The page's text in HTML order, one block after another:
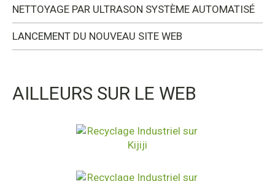
NETTOYAGE PAR ULTRASON SYSTÈME AUTOMATISÉ
LANCEMENT DU NOUVEAU SITE WEB
AILLEURS SUR LE WEB